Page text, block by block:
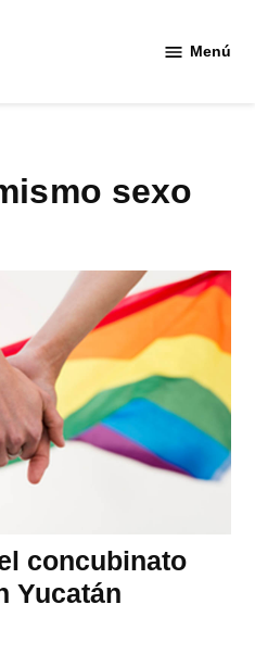
Menú
sexo
concubinato
Yucatán